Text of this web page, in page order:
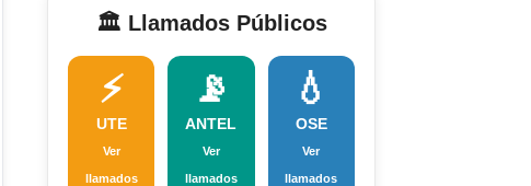
🏛️ Llamados Públicos
⚡
UTE
Ver
llamados
📡
ANTEL
Ver
llamados
💧
OSE
Ver
llamados